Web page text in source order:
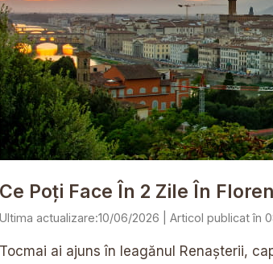
Ce Poți Face În 2 Zile În
10/06/2026
Tocmai ai ajuns în leagănul Renașterii,